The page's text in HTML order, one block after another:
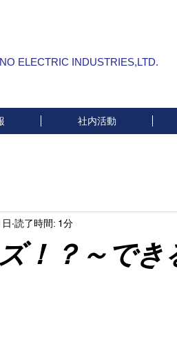
ELECTRIC INDUSTRIES,LTD.
社内活動
！？～でき
読了時間: 1分